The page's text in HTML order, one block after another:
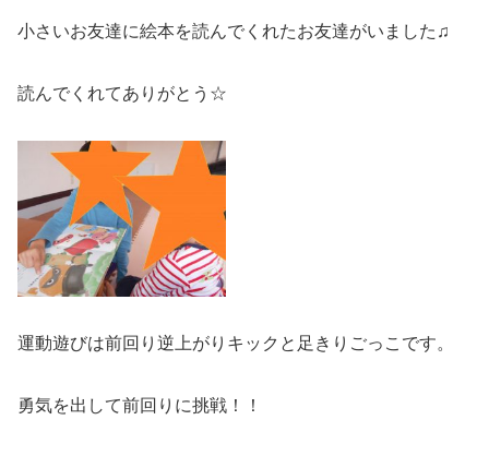
小さいお友達に絵本を読んでくれたお友達がいました♫
読んでくれてありがとう☆
運動遊びは前回り逆上がりキックと足きりごっこです。
勇気を出して前回りに挑戦！！